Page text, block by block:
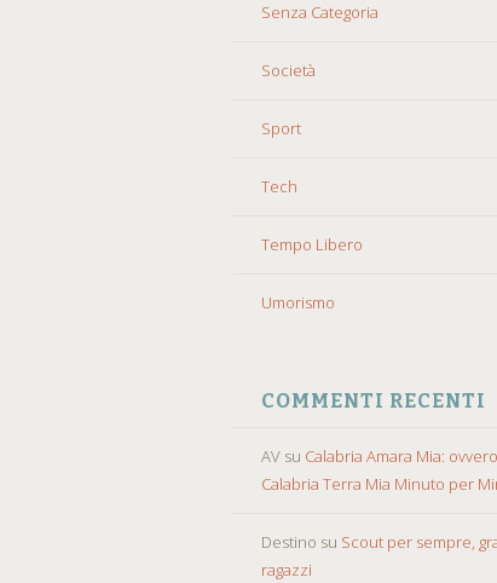
Senza Categoria
Società
Sport
Tech
Tempo Libero
Umorismo
COMMENTI RECENTI
AV su Calabria Amara Mia: ovvero
Calabria Terra Mia Minuto per
Destino su Scout per sempre,
ragazzi